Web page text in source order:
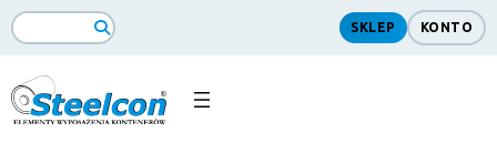
Search
SKLEP KONTO